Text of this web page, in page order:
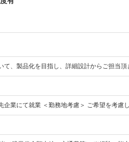
、製品化を目指し、詳細設計からご担当頂
企業にて就業 ＜勤務地考慮＞ ご希望を考慮